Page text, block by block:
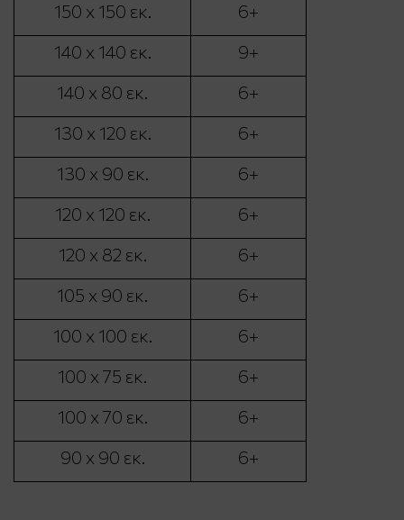
150 x 150 εκ.
6+
140 x 140 εκ.
9+
140 x 80 εκ.
6+
130 x 120 εκ.
6+
130 x 90 εκ.
6+
120 x 120 εκ.
6+
120 x 82 εκ.
6+
105 x 90 εκ.
6+
100 x 100 εκ.
6+
100 x 75 εκ.
6+
100 x 70 εκ.
6+
90 x 90 εκ.
6+